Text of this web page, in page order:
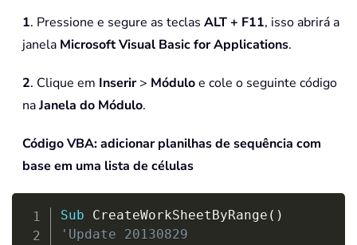
1. Pressione e segure as teclas ALT + F11, isso abrirá a
janela Microsoft Visual Basic for Applications.
2. Clique em Inserir> Móduloe cole o seguinte código
naJanela do Módulo.
Código VBA: adicionar planilhas de sequência com
base em uma lista de células
Sub CreateWorkSheetByRange ( )
'Update 20130829